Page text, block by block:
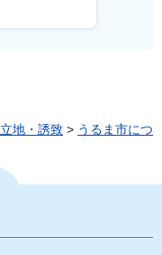
地・誘致 > うるま市につ